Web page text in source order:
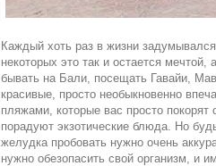
Каждый хоть раз в жизни
некоторых это так и остается мечтой,
бывать на Бали, посещать Гавайи,
красивые, просто необыкновенно
пляжами, которые вас просто покорят
порадуют экзотические блюда. Но
желудка пробовать нужно очень
нужно обезопасить свой организм, и